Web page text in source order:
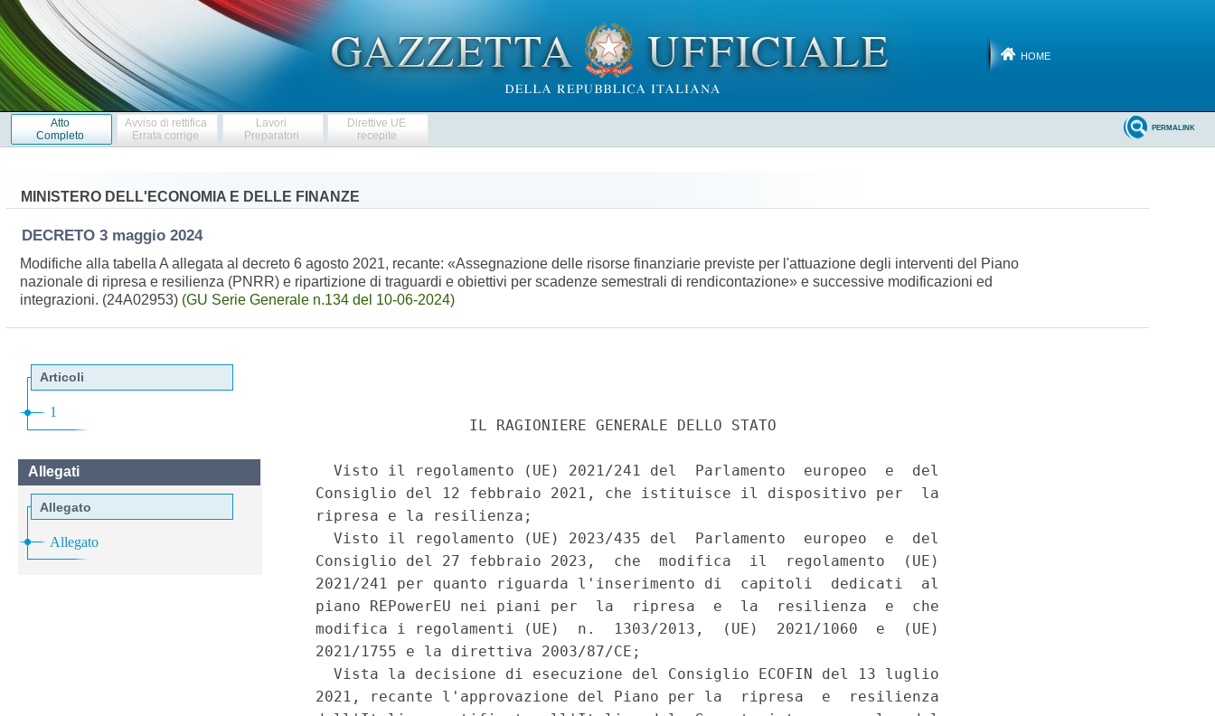
HOME
Atto
Completo
Avviso di rettifica
Errata corrige
Lavori
Preparatori
Direttive UE
recepite
PERMALINK
MINISTERO DELL'ECONOMIA E DELLE FINANZE
DECRETO 3 maggio 2024
Modifiche alla tabella A allegata al decreto 6 agosto 2021, recante: «Assegnazione delle risorse finanziarie previste per l'attuazione degli interventi del Piano
nazionale di ripresa e resilienza (PNRR) e ripartizione di traguardi e obiettivi per scadenze semestrali di rendicontazione» e successive modificazioni ed
integrazioni. (24A02953) (GU Serie Generale n.134 del 10-06-2024)